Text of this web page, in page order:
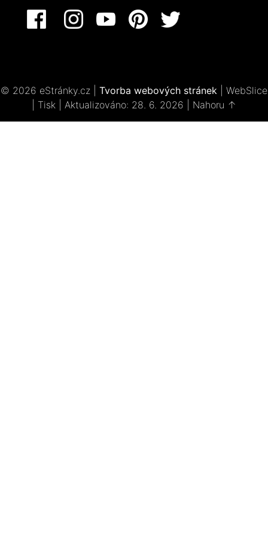
© 2026 eStránky.cz Tvorba webových stránek
WebSlice
Tisk Aktualizováno: 28. 6. 2026 Nahoru ↑